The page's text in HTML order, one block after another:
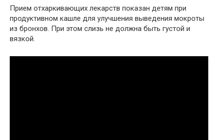
Прием отхаркивающих лекарств показан детям при
продуктивном кашле для улучшения выведения мокроты
из бронхов. При этом слизь не должна быть густой и
вязкой.